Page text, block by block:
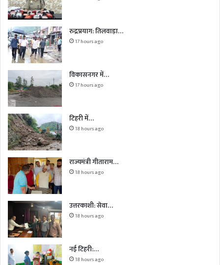
रुद्रप्रयाग: तिलवाड़ा…
17 hours ago
विकासनगर में…
17 hours ago
टिहरी में…
18 hours ago
राज्यमंत्री गीताराम…
18 hours ago
उत्तरकाशी: सेवा…
18 hours ago
नई टिहरी:…
18 hours ago